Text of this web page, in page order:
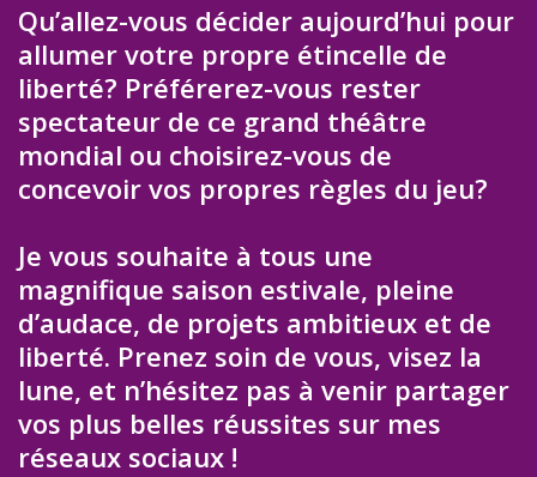
Qu’allez-vous décider aujourd’hui pour
allumer votre propre étincelle de
liberté? Préférerez-vous rester
spectateur de ce grand théâtre
mondial ou choisirez-vous de
concevoir vos propres règles du jeu?
Je vous souhaite à tous une
magnifique saison estivale, pleine
d’audace, de projets ambitieux et de
liberté. Prenez soin de vous, visez la
lune, et n’hésitez pas à venir partager
vos plus belles réussites sur mes
réseaux sociaux !